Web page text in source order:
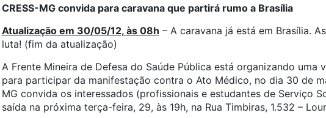
CRESS-MG convida para caravana que partirá rumo a Brasília
Atualização em 30/05/12, às 08h – A caravana já está em Brasília.
luta! (fim da atualização)
A Frente Mineira de Defesa do Saúde Pública está organizando uma
para participar da manifestação contra o Ato Médico, no dia 30 de
MG convida os interessados (profissionais e estudantes de Serviço
saída na próxima terça-feira, 29, às 19h, na Rua Timbiras, 1.532 –